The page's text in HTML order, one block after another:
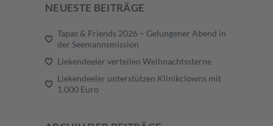
NEUESTE BEITRÄGE
Tapas & Friends 2026 – Gelungener Abend in
der Seemannsmission
Liekendeeler verteilen Weihnachtssterne
Liekendeeler unterstützen Klinikclowns mit
1.000 Euro